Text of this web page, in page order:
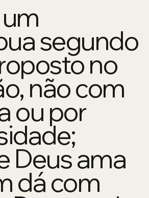
segundo
no
não com
ou por
Deus ama
dá com